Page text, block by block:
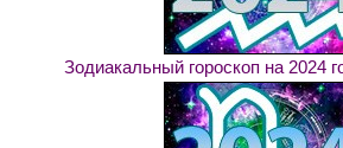
Зодиакальный гороскоп на 2024